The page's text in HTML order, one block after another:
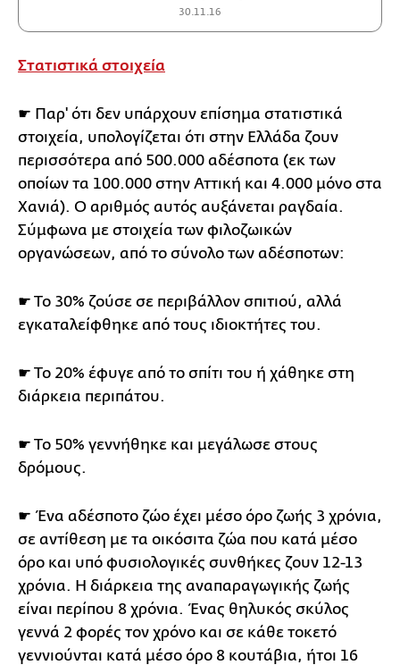
30.11.16
Στατιστικά στοιχεία
☛ Παρ' ότι δεν υπάρχουν επίσημα στατιστικά
στοιχεία, υπολογίζεται ότι στην Ελλάδα ζουν
περισσότερα από 500.000 αδέσποτα (εκ των
οποίων τα 100.000 στην Αττική και 4.000 μόνο στα
Χανιά). Ο αριθμός αυτός αυξάνεται ραγδαία.
Σύμφωνα με στοιχεία των φιλοζωικών
οργανώσεων, από το σύνολο των αδέσποτων:
☛ Το 30% ζούσε σε περιβάλλον σπιτιού, αλλά
εγκαταλείφθηκε από τους ιδιοκτήτες του.
☛ Το 20% έφυγε από το σπίτι του ή χάθηκε στη
διάρκεια περιπάτου.
☛ Το 50% γεννήθηκε και μεγάλωσε στους
δρόμους.
☛ Ένα αδέσποτο ζώο έχει μέσο όρο ζωής 3 χρόνια,
σε αντίθεση με τα οικόσιτα ζώα που κατά μέσο
όρο και υπό φυσιολογικές συνθήκες ζουν 12-13
χρόνια. Η διάρκεια της αναπαραγωγικής ζωής
είναι περίπου 8 χρόνια. Ένας θηλυκός σκύλος
γεννά 2 φορές τον χρόνο και σε κάθε τοκετό
γεννιούνται κατά μέσο όρο 8 κουτάβια, ήτοι 16